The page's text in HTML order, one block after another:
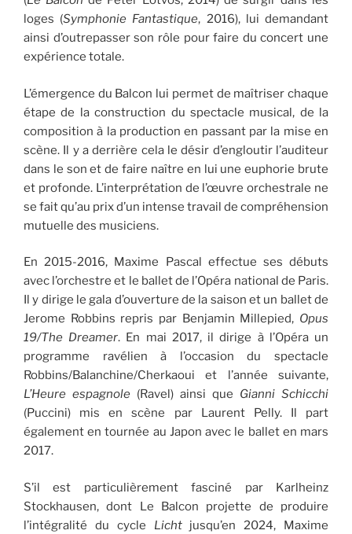
loges (Symphonie Fantastique, 2016), lui demandant
ainsi d’outrepasser son rôle pour faire du concert une
expérience totale.
L’émergence du Balcon lui permet de maîtriser chaque
étape de la construction du spectacle musical, de la
composition à la production en passant par la mise en
scène. Il y a derrière cela le désir d’engloutir l’auditeur
dans le son et de faire naître en lui une euphorie brute
et profonde. L’interprétation de l’œuvre orchestrale ne
se fait qu’au prix d’un intense travail de compréhension
mutuelle des musiciens.
En 2015-2016, Maxime Pascal effectue ses débuts
avec l’orchestre et le ballet de l’Opéra national de Paris.
Il y dirige le gala d’ouverture de la saison et un ballet de
Jerome Robbins repris par Benjamin Millepied, Opus
19/The Dreamer. En mai 2017, il dirige à l’Opéra un
programme ravélien à l’occasion du spectacle
Robbins/Balanchine/Cherkaoui et l’année suivante,
L’Heure espagnole (Ravel) ainsi que Gianni Schicchi
(Puccini) mis en scène par Laurent Pelly. Il part
également en tournée au Japon avec le ballet en mars
2017.
S’il est particulièrement fasciné par Karlheinz
Stockhausen, dont Le Balcon projette de produire
l’intégralité du cycle Licht jusqu’en 2024, Maxime